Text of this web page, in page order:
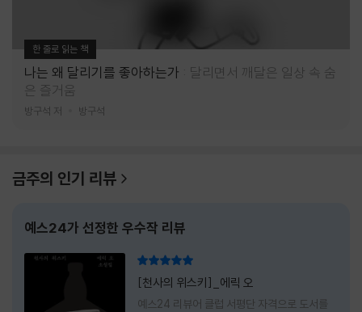
한 줄로 읽는 책
나는 왜 달리기를 좋아하는가
달리면서 깨달은 일상 속 숨
은 즐거움
방구석 저 방구석
금주의 인기 리뷰
예스24가 선정한 우수작 리뷰
[천사의 위스키]_에릭 오
예스24 리뷰어 클럽 서평단 자격으로 도서를